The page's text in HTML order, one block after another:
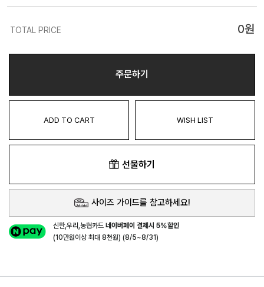
TOTAL PRICE 0원
주문하기
ADD TO CART WISH LIST
선물하기
사이즈 가이드를 참고하세요!
신한,우리,농협카드네이버페이 결제시 5%할인
(10만원이상 최대 8천원) (8/5~8/31)